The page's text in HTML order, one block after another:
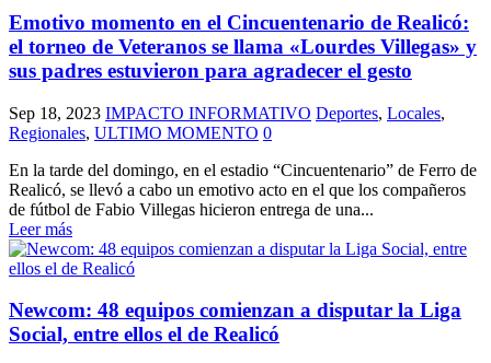
Emotivo momento en el Cincuentenario de Realicó:
el torneo de Veteranos se llama «Lourdes Villegas» y
sus padres estuvieron para agradecer el gesto
Sep 18, 2023 IMPACTO INFORMATIVO Deportes, Locales,
Regionales, ULTIMO MOMENTO 0
En la tarde del domingo, en el estadio “Cincuentenario” de Ferro de
Realicó, se llevó a cabo un emotivo acto en el que los compañeros
de fútbol de Fabio Villegas hicieron entrega de una...
Leer más
Newcom: 48 equipos comienzan a disputar la Liga
Social, entre ellos el de Realicó